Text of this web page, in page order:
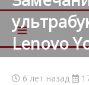
≡
Lenovo
6 лет назад